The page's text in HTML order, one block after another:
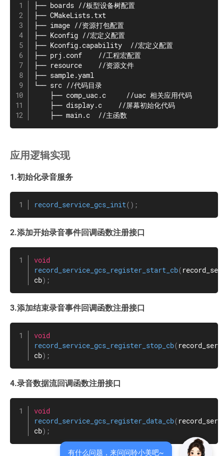
├── boards //板型设备树配置
├── CMakeLists.txt
├── image //资源打包配置
├── Kconfig //宏定义配置
├── Kconfig.capability  //宏定义配置
├── prj.conf    //工程宏配置
├── resource    //资源文件
├── sample.yaml
└── src //代码目录
    ├── main.c  //主函数
应用逻辑实现
1.初始化录音服务
record_service_gcs_init( ) ;
2.添加开始录音事件回调函数注册接口
void
record_service_gcs_register_start_cb(
cb) ;
3.添加结束录音事件回调函数注册接口
void
record_service_gcs_register_stop_cb(
cb) ;
4.录音数据流回调函数注册接口
void
record_service_gcs_register_data_cb(
cb) ;
有什么问题，来问问聆小美吧~